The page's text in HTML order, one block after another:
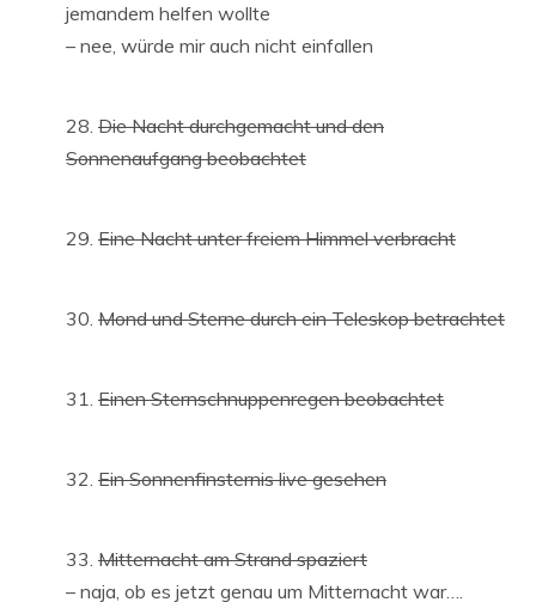
jemandem helfen wollte
– nee, würde mir auch nicht einfallen
Die Nacht durchgemacht und den
Sonnenaufgang beobachtet
Eine Nacht unter freiem Himmel verbracht
Mond und Sterne durch ein Teleskop betrachtet
Einen Sternschnuppenregen beobachtet
Ein Sonnenfinsternis live gesehen
Mitternacht am Strand spaziert
– naja, ob es jetzt genau um Mitternacht war….